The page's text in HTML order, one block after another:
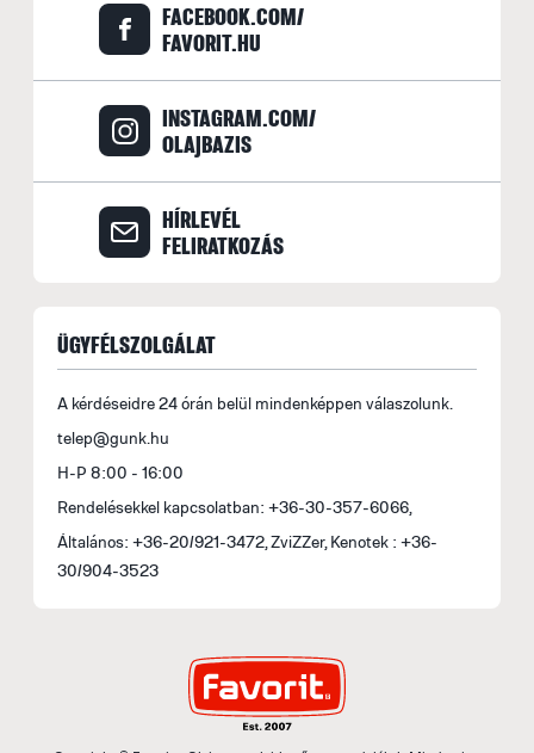
FACEBOOK.COM/
FAVORIT.HU
INSTAGRAM.COM/
OLAJBAZIS
HÍRLEVÉL
FELIRATKOZÁS
ÜGYFÉLSZOLGÁLAT
A kérdéseidre 24 órán belül mindenképpen válaszolunk.
telep@gunk.hu
H-P 8:00 - 16:00
Rendelésekkel kapcsolatban: +36-30-357-6066,
Általános: +36-20/921-3472, ZviZZer, Kenotek : +36-
30/904-3523